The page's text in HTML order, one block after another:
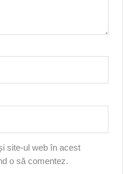
site-ul web în acest
o să comentez.